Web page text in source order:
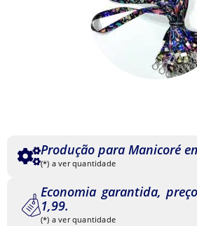
Produção para Manicoré
(*) a ver quantidade
Economia garantida,
1,99.
(*) a ver quantidade